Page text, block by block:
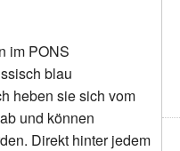
im PONS
blau
heben sie sich vom
und können
Direkt hinter jedem